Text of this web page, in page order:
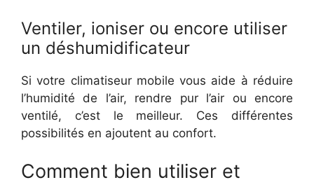
Ventiler, ioniser ou encore utiliser
un déshumidificateur
Si votre climatiseur mobile vous aide à réduire
l’humidité de l’air, rendre pur l’air ou encore
ventilé, c’est le meilleur. Ces différentes
possibilités en ajoutent au confort.
Comment bien utiliser et